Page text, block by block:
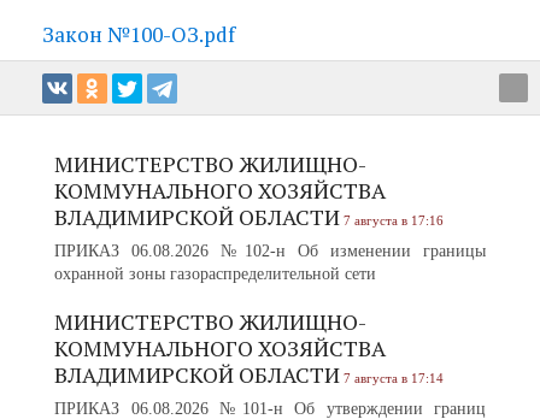
Закон №100-ОЗ.pdf
МИНИСТЕРСТВО ЖИЛИЩНО-
КОММУНАЛЬНОГО ХОЗЯЙСТВА
ВЛАДИМИРСКОЙ ОБЛАСТИ 7 августа в 17:16
ПРИКАЗ 06.08.2026 №102-н Об изменении границы
охранной зоны газораспределительной сети
МИНИСТЕРСТВО ЖИЛИЩНО-
КОММУНАЛЬНОГО ХОЗЯЙСТВА
ВЛАДИМИРСКОЙ ОБЛАСТИ 7 августа в 17:14
ПРИКАЗ 06.08.2026 №101-н Об утверждении границ